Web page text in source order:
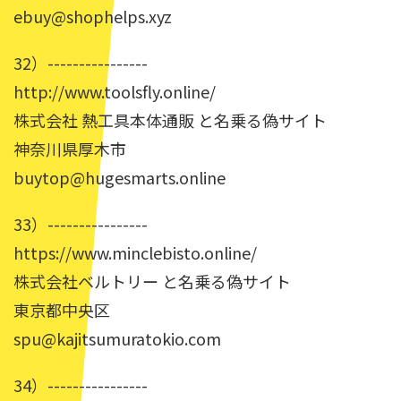
ebuy@shophelps.xyz
32）----------------
http://www.toolsfly.online/
株式会社 熱工具本体通販 と名乗る偽サイト
神奈川県厚木市
buytop@hugesmarts.online
33）----------------
https://www.minclebisto.online/
株式会社ベルトリー と名乗る偽サイト
東京都中央区
spu@kajitsumuratokio.com
34）----------------